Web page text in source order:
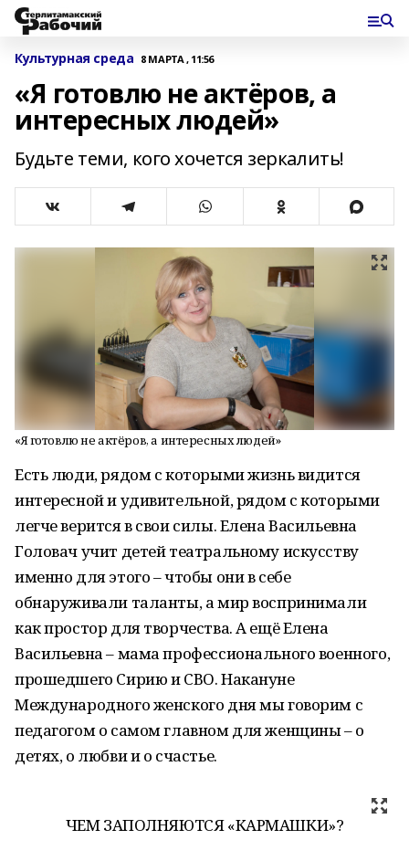
Культурная среда 8 МАРТА , 11:56
«Я готовлю не актёров, а
интересных людей»
Будьте теми, кого хочется зеркалить!
«Я готовлю не актёров, а интересных людей»
Есть люди, рядом с которыми жизнь видится
интересной и удивительной, рядом с которыми
легче верится в свои силы. Елена Васильевна
Головач учит детей театральному искусству
именно для этого – чтобы они в себе
обнаруживали таланты, а мир воспринимали
как простор для творчества. А ещё Елена
Васильевна – мама профессионального военного,
прошедшего Сирию и СВО. Накануне
Международного женского дня мы говорим с
педагогом о самом главном для женщины – о
детях, о любви и о счастье.
ЧЕМ ЗАПОЛНЯЮТСЯ «КАРМАШКИ»?